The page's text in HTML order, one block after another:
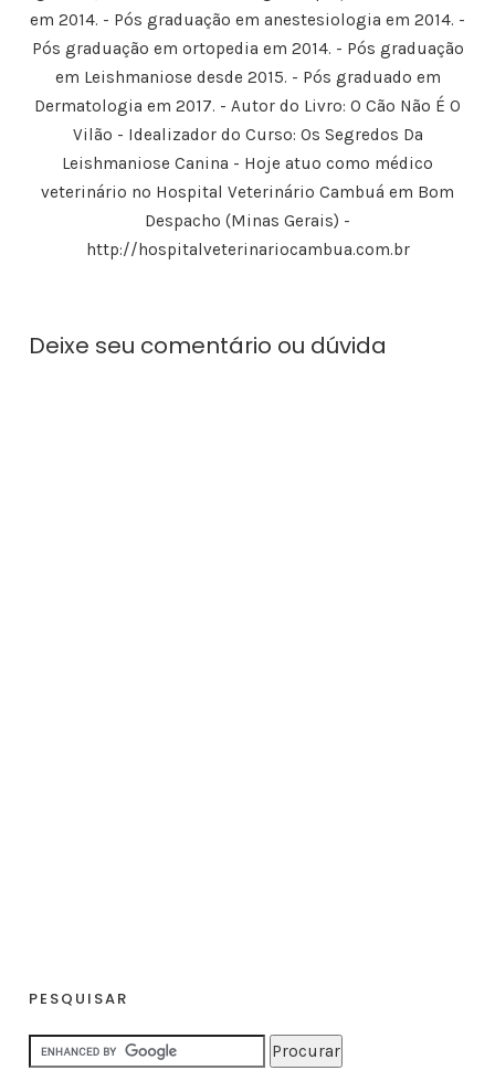
o
a
a
n
e
l
n
v
j
a
n
e
l
a
v
j
n
e
l
a
)
o
a
a
n
e
l
a
)
em 2014. - Pós graduação em anestesiologia em 2014. -
Pós graduação em ortopedia em 2014. - Pós graduação
em Leishmaniose desde 2015. - Pós graduado em
Dermatologia em 2017. - Autor do Livro: O Cão Não É O
Vilão - Idealizador do Curso: Os Segredos Da
Leishmaniose Canina - Hoje atuo como médico
veterinário no Hospital Veterinário Cambuá em Bom
Despacho (Minas Gerais) -
http://hospitalveterinariocambua.com.br
Deixe seu comentário ou dúvida
PESQUISAR